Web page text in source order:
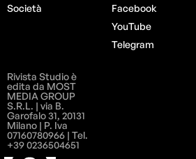
Società
Facebook
YouTube
Telegram
Rivista Studio è
edita da MOST
MEDIA GROUP
S.R.L. | via B.
Garofalo 31, 20131
Milano | P. Iva
07160780966 | Tel.
+39 0236504651